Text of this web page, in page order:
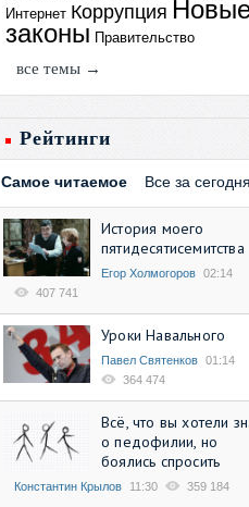
Интернет Коррупция
законы Правительство
все темы →
Рейтинги
Самое читаемое Все за сегодня
История моего
пятидесятисемитства
Егор Холмогоров 02:14
407 741
Уроки Навального
Павел Святенков 01:14
364 474
Всё, что вы хотели
о педофилии, но
боялись спросить
Константин Крылов 11:30 359 184